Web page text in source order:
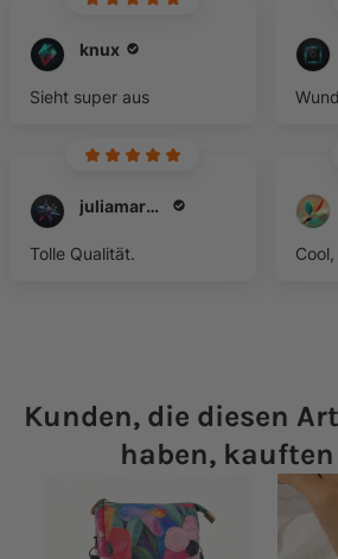
knux
Sieht super aus
juliamarkus09
Tolle Qualität.
Kunden, die diesen
haben,